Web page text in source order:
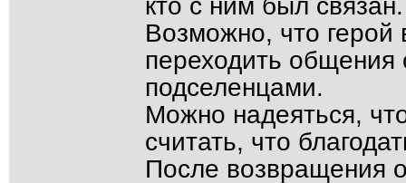
кто с ним был
Возможно, что герой
переходить
подселенцами.
Можно надеяться,
считать, что
После возвращения